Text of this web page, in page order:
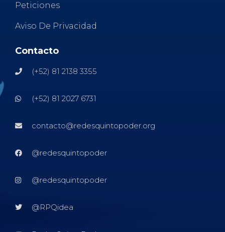
Peticiones
Aviso De Privacidad
Contacto
(+52) 81 2138 3355
(+52) 81 2027 6731
contacto@redesquintopoder.org
@redesquintopoder
@redesquintopoder
@RPQidea